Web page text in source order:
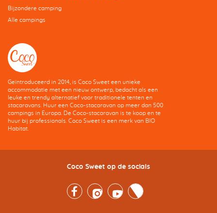
Bijzondere camping
Alle campings
Geïntroduceerd in 2014, is Coco Sweet een unieke
accommodatie met een nieuw ontwerp, bedacht als een
leuke en trendy alternatief voor traditionele tenten en
stacaravans. Huur een Coco-stacaravan op meer dan 500
campings in Europa. De Coco-stacaravan is te koop en te
huur bij professionals. Coco Sweet is een merk van BIO
Habitat.
Coco Sweet op de socials
FacebookInstagramYoutubeTwitter